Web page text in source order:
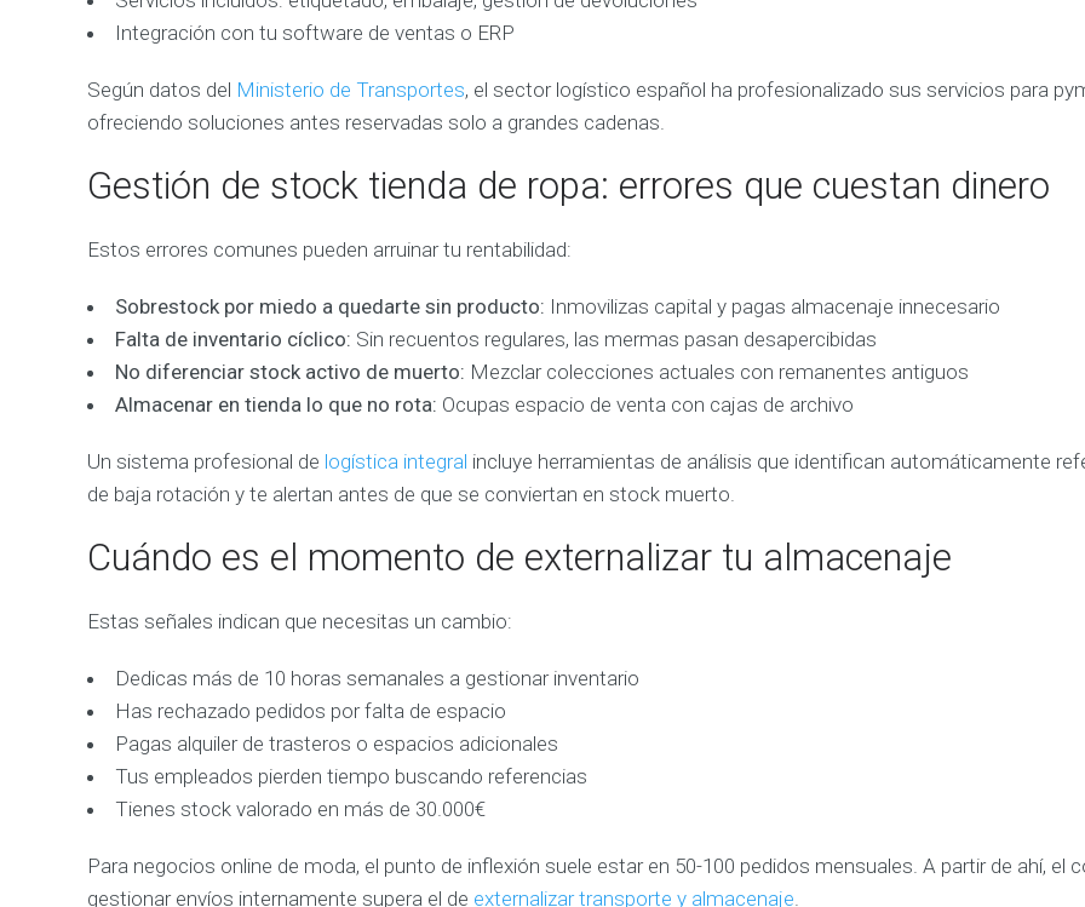
Integración con tu software de ventas o ERP
Según datos del Ministerio de Transportes, el sector logístico español ha profesionalizado sus servicios para
ofreciendo soluciones antes reservadas solo a grandes cadenas.
Gestión de stock tienda de ropa: errores que cuestan dinero
Estos errores comunes pueden arruinar tu rentabilidad:
Sobrestock por miedo a quedarte sin producto: Inmovilizas capital y pagas almacenaje innecesario
Falta de inventario cíclico: Sin recuentos regulares, las mermas pasan desapercibidas
No diferenciar stock activo de muerto: Mezclar colecciones actuales con remanentes antiguos
Almacenar en tienda lo que no rota: Ocupas espacio de venta con cajas de archivo
Un sistema profesional de logística integral incluye herramientas de análisis que identifican automáticamente
de baja rotación y te alertan antes de que se conviertan en stock muerto.
Cuándo es el momento de externalizar tu almacenaje
Estas señales indican que necesitas un cambio:
Dedicas más de 10 horas semanales a gestionar inventario
Has rechazado pedidos por falta de espacio
Pagas alquiler de trasteros o espacios adicionales
Tus empleados pierden tiempo buscando referencias
Tienes stock valorado en más de 30.000€
Para negocios online de moda, el punto de inflexión suele estar en 50-100 pedidos mensuales. A partir de ahí, el
gestionar envíos internamente supera el de externalizar transporte y almacenaje